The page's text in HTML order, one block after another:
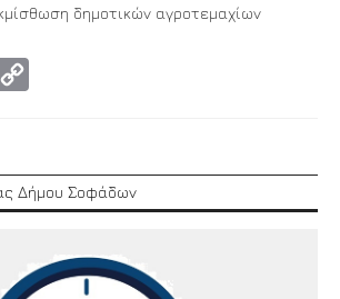
δημοτικών αγροτεμαχίων
Δήμου Σοφάδων